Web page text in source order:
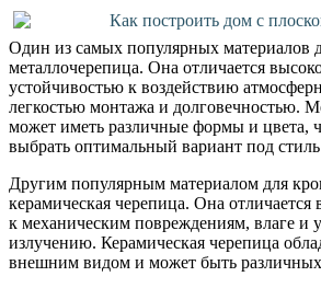
Как построить дом с
Один из самых популярных материалов
металлочерепица. Она отличается
устойчивостью к воздействию
легкостью монтажа и долговечностью.
может иметь различные формы и цвета,
выбрать оптимальный вариант под
Другим популярным материалом для
керамическая черепица. Она отличается
к механическим повреждениям, влаге и
излучению. Керамическая черепица
внешним видом и может быть